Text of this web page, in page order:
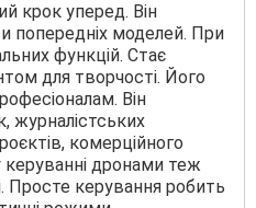
крок уперед. Він
попередніх моделей. При
функцій. Стає
для творчості. Його
Він
журналістських
комерційного
дронами теж
Просте керування робить